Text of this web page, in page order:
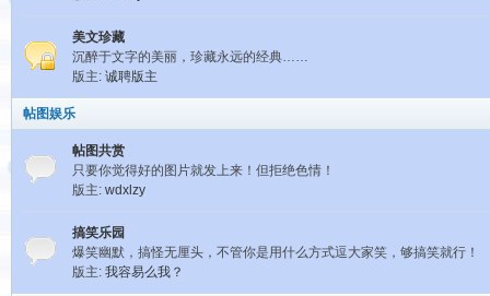
美文珍藏
沉醉于文字的美丽，珍藏永远的经典……
版主: 诚聘版主
帖图娱乐
帖图共赏
只要你觉得好的图片就发上来！但拒绝色情！
版主: wdxlzy
搞笑乐园
爆笑幽默，搞怪无厘头，不管你是用什么方式逗大家笑，够搞笑就行！
版主: 我容易么我？